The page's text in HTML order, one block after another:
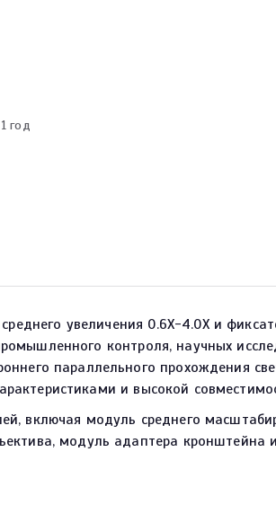
год
увеличения 0.6X-4.0X и
контроля, научных
параллельного прохождения
и высокой
включая модуль среднего
модуль адаптера кронштейна